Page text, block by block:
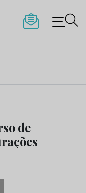
de